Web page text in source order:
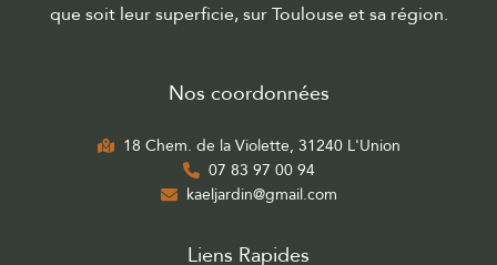
que soit leur superficie, sur Toulouse et sa région.
Nos coordonnées
18 Chem. de la Violette, 31240 L'Union
07 83 97 00 94
kaeljardin@gmail.com
Liens Rapides